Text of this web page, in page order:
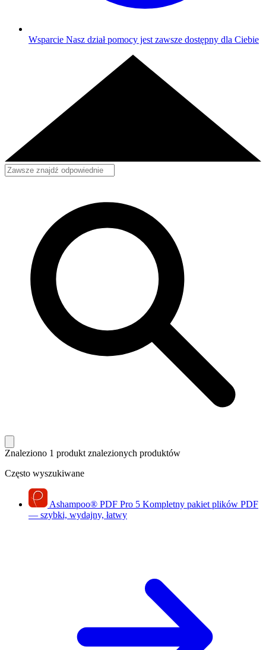
Wsparcie Nasz dział pomocy jest zawsze dostępny dla Ciebie
Znaleziono 1 produkt znalezionych produktów
Często wyszukiwane
Ashampoo® PDF Pro 5 Kompletny pakiet plików PDF
— szybki, wydajny, łatwy